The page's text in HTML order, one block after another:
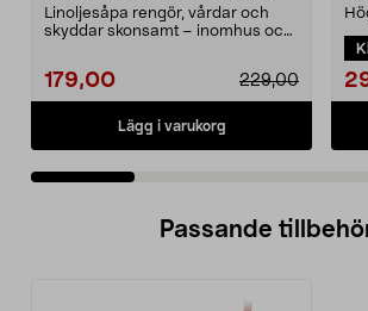
Linoljesåpa rengör, vårdar och
skyddar skonsamt – inomhus och
179,00 229,00
Lägg i varukorg
Passande